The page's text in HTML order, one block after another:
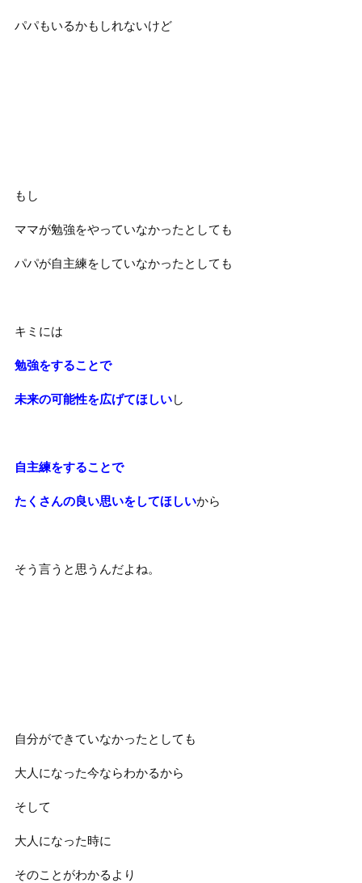
パパもいるかもしれないけど
もし
ママが勉強をやっていなかったとしても
パパが自主練をしていなかったとしても
キミには
勉強をすることで
未来の可能性を広げてほしいし
自主練をすることで
たくさんの良い思いをしてほしいから
そう言うと思うんだよね。
自分ができていなかったとしても
大人になった今ならわかるから
そして
大人になった時に
そのことがわかるより